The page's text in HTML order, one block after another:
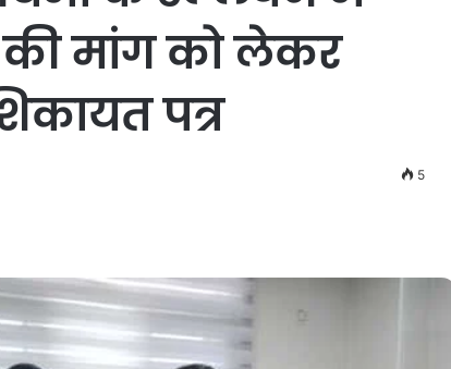
मांग को लेकर
पत्र
5